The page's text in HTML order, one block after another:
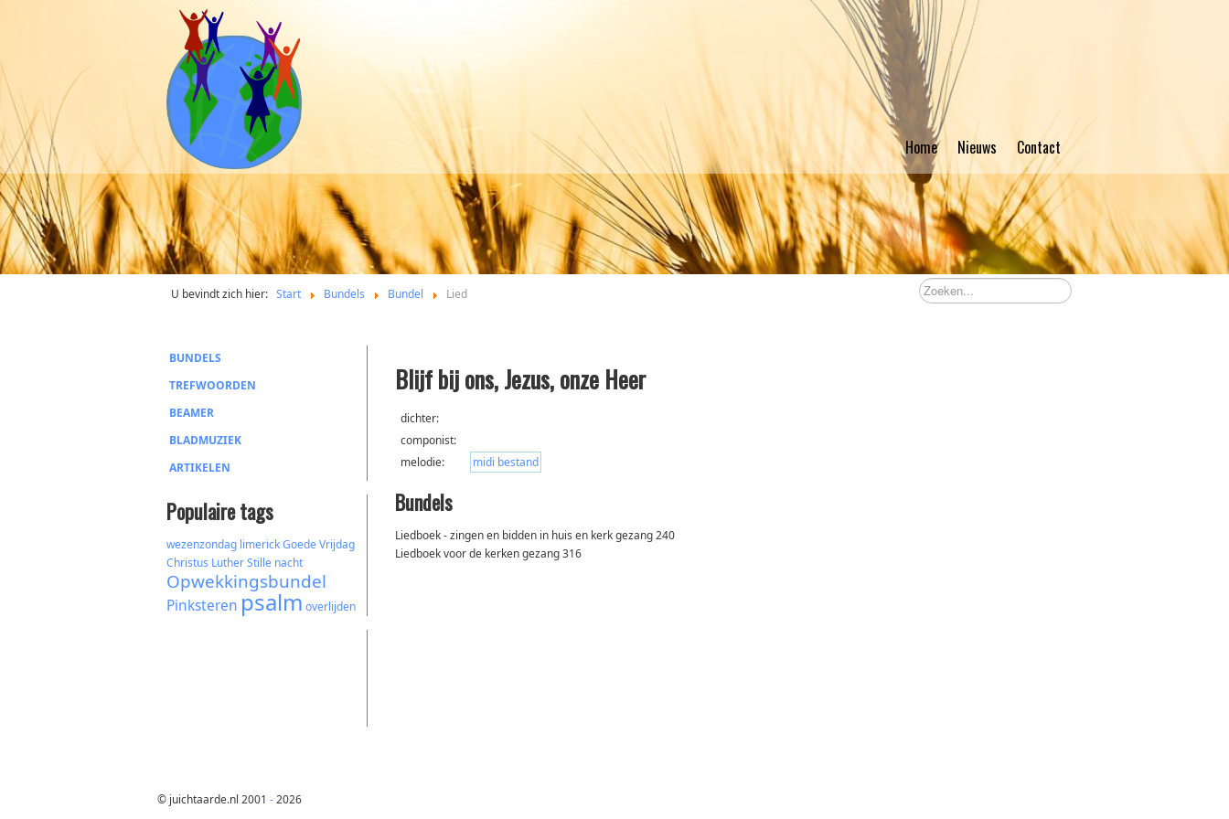
Home Nieuws Contact
U bevindt zich hier: Start Bundels Bundel Lied
BUNDELS
TREFWOORDEN
BEAMER
BLADMUZIEK
ARTIKELEN
Populaire tags
wezenzondag limerickGoede Vrijdag
Christus LutherStille nacht
Opwekkingsbundel
Pinksteren psalm overlijden
Blijf bij ons, Jezus, onze Heer
dichter:
componist:
melodie:
midi bestand
Bundels
Liedboek - zingen en bidden in huis en kerk gezang 240
Liedboek voor de kerken gezang 316
© juichtaarde.nl 2001 -2026